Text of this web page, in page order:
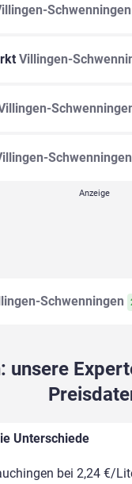
Schwenningen
Villingen-
Schwenningen
Schwenningen
unsere
Unterschiede
bei 2,24 €/